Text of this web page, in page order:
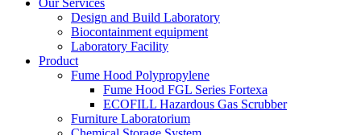
Our Services
Design and Build Laboratory
Biocontainment equipment
Laboratory Facility
Product
Fume Hood Polypropylene
Fume Hood FGL Series Fortexa
ECOFILL Hazardous Gas Scrubber
Furniture Laboratorium